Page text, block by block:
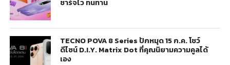
ชาร์จไว ทนทาน
TECNO POVA 8 Series ปักหมุด 15 ก.ค. โชว์
ดีไซน์ D.I.Y. Matrix Dot ที่คุณนิยามความคูลได้
เอง